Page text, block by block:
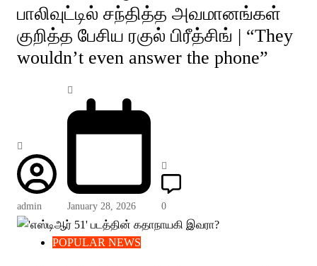
பாலிவுட்டில் சந்தித்த அவமானங்கள்
குறித்த பேசிய ரகுல் பிரீத்சிங் | “They
wouldn’t even answer the phone”
admin January 28, 2026 0
POPULAR NEWS